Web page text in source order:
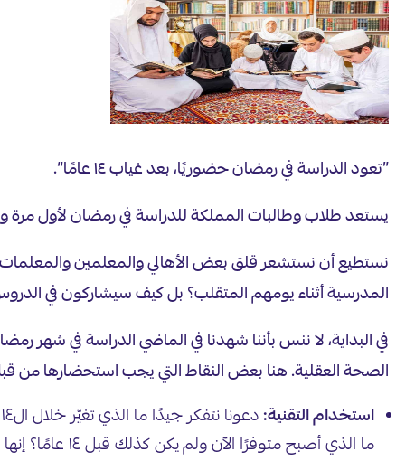
”تعود الدراسة في رمضان حضوريًا، بعد غياب ١٤ عامًا“.
يستعد طلاب وطالبات المملكة للدراسة في رمضان لأول مرة وبشكل حضوري بعد أن
نستطيع أن نستشعر قلق بعض الأهالي والمعلمين
المدرسية أثناء يومهم المتقلب؟ بل كيف سيشاركون في
في البداية، لا ننس بأننا شهدنا في الماضي الدراسة في
الصحة العقلية. هنا بعض النقاط التي يجب استحضارها من
استخدام التقنية:دعونا نتفكر جيدًا ما الذي تغيّر خلال ال١٤ عامًا الماضية؟
ما الذي